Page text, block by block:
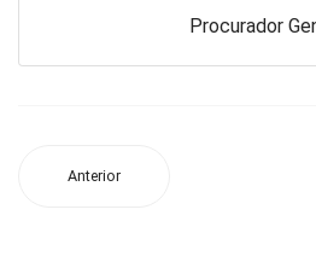
Procurador
Anterior